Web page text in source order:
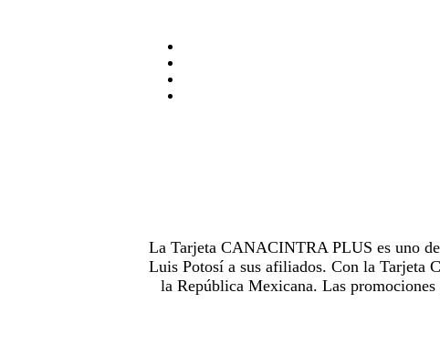
La Tarjeta CANACINTRA PLUS es uno
Luis Potosí a sus afiliados. Con la Tarjeta
la República Mexicana. Las